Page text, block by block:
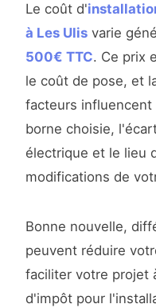
Le coût d'
à Les Ulis varie
500€ TTC. Ce prix
le coût de pose, et
facteurs
borne choisie,
électrique et le lieu
modifications de
Bonne nouvelle,
peuvent réduire
faciliter votre projet
d'impôt pour